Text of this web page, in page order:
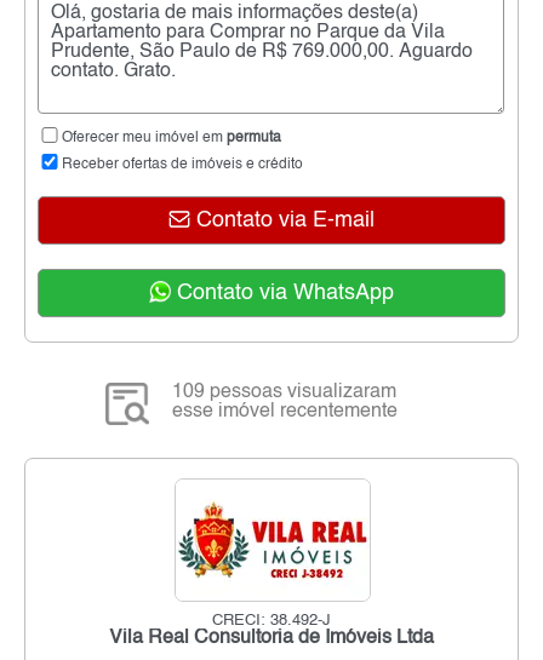
Oferecer meu imóvel em permuta
Receber ofertas de imóveis e crédito
Contato via E-mail
Contato via WhatsApp
109 pessoas visualizaram
esse imóvel recentemente
CRECI: 38.492-J
Vila Real Consultoria de Imóveis Ltda